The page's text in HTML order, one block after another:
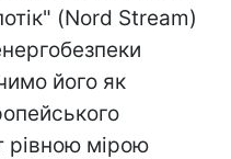
(Nord Stream)
його як
рівною мірою